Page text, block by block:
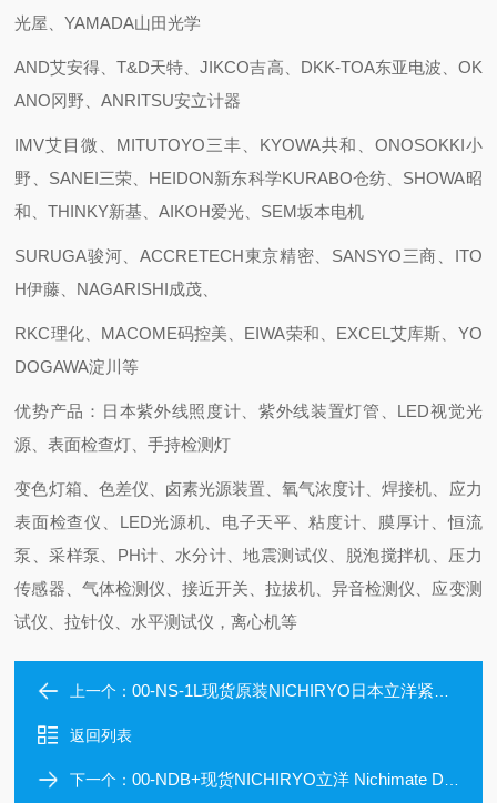
光屋、YAMADA山田光学
AND艾安得、T&D天特、JIKCO吉高、DKK-TOA东亚电波、OK
ANO冈野、ANRITSU安立计器
IMV艾目微、MITUTOYO三丰、KYOWA共和、ONOSOKKI小
野、SANEI三荣、HEIDON新东科学KURABO仓纺、SHOWA昭
和、THINKY新基、AIKOH爱光、SEM坂本电机
SURUGA骏河、ACCRETECH東京精密、SANSYO三商、ITO
H伊藤、NAGARISHI成茂、
RKC理化、MACOME码控美、EIWA荣和、EXCEL艾库斯、YO
DOGAWA淀川等
优势产品：日本紫外线照度计、紫外线装置灯管、LED视觉光
源、表面检查灯、手持检测灯
变色灯箱、色差仪、卤素光源装置、氧气浓度计、焊接机、应力
表面检查仪、LED光源机、电子天平、粘度计、膜厚计、恒流
泵、采样泵、PH计、水分计、地震测试仪、脱泡搅拌机、压力
传感器、气体检测仪、接近开关、拉拔机、异音检测仪、应变测
试仪、拉针仪、水平测试仪，离心机等
上一个：00-NS-1L现货原装NICHIRYO日本立洋紧凑型磁力搅拌器
返回列表
下一个：00-NDB+现货NICHIRYO立洋 Nichimate Dry Bath Plus